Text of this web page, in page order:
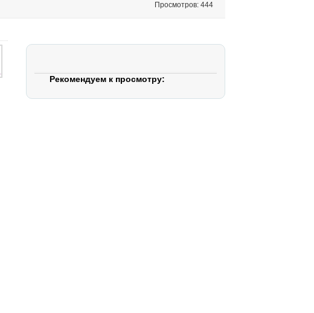
Просмотров: 444
Рекомендуем к просмотру: